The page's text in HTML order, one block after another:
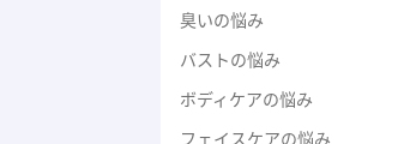
臭いの悩み
バストの悩み
ボディケアの悩み
フェイスケアの悩み